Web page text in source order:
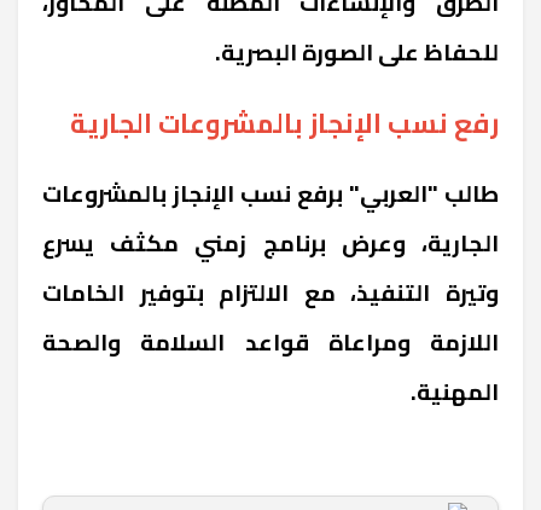
للحفاظ على الصورة البصرية.
رفع نسب الإنجاز بالمشروعات الجارية
طالب "العربي" برفع نسب الإنجاز بالمشروعات
الجارية، وعرض برنامج زمني مكثف يسرع
وتيرة التنفيذ، مع الالتزام بتوفير الخامات
اللازمة ومراعاة قواعد السلامة والصحة
المهنية.